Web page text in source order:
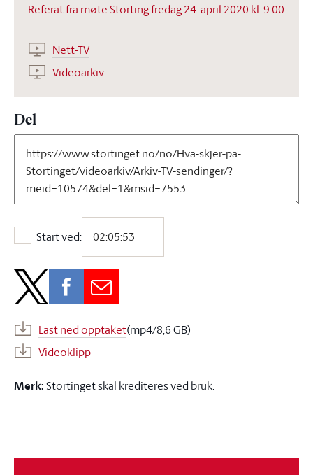
Referat fra møte Storting fredag 24. april 2020 kl. 9.00
Nett-TV
Videoarkiv
Del
Start ved:
Start ved:
Last ned opptaket(mp4/8,6 GB)
Videoklipp
Merk:Stortinget skal krediteres ved bruk.